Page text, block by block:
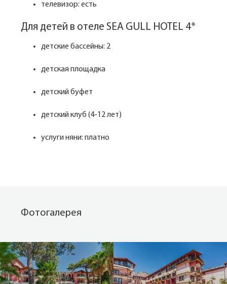
телевизор: есть
Для детей в отеле SEA GULL HOTEL 4*
детские бассейны: 2
детская площадка
детский буфет
детский клуб (4-12 лет)
услуги няни: платно
Фотогалерея